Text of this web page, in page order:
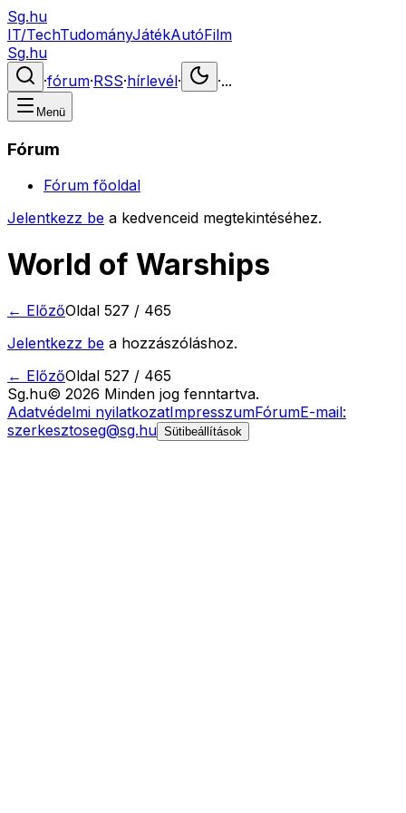
Sg.hu
IT/TechTudományJátékAutóFilm
Sg.hu
·fórum·RSS·hírlevél· ·...
Menü
Fórum
Fórum főoldal
Jelentkezz be a kedvenceid megtekintéséhez.
World of Warships
← ElőzőOldal 527 / 465
Jelentkezz be a hozzászóláshoz.
← ElőzőOldal 527 / 465
Sg.hu© 2026 Minden jog fenntartva.
Adatvédelmi nyilatkozatImpresszumFórumE-mail:
szerkesztoseg@sg.hu Sütibeállítások